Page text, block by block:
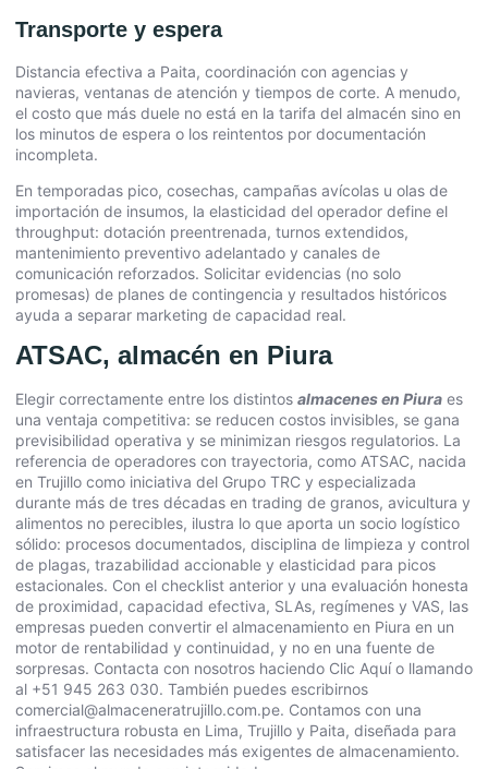
Transporte y espera
Distancia efectiva a Paita, coordinación con agencias y
navieras, ventanas de atención y tiempos de corte. A menudo,
el costo que más duele no está en la tarifa del almacén sino en
los minutos de espera o los reintentos por documentación
incompleta.
En temporadas pico, cosechas, campañas avícolas u olas de
importación de insumos, la elasticidad del operador define el
throughput: dotación preentrenada, turnos extendidos,
mantenimiento preventivo adelantado y canales de
comunicación reforzados. Solicitar evidencias (no solo
promesas) de planes de contingencia y resultados históricos
ayuda a separar marketing de capacidad real.
ATSAC, almacén en Piura
Elegir correctamente entre los distintos almacenes en Piura es
una ventaja competitiva: se reducen costos invisibles, se gana
previsibilidad operativa y se minimizan riesgos regulatorios. La
referencia de operadores con trayectoria, como ATSAC, nacida
en Trujillo como iniciativa del Grupo TRC y especializada
durante más de tres décadas en trading de granos, avicultura y
alimentos no perecibles, ilustra lo que aporta un socio logístico
sólido: procesos documentados, disciplina de limpieza y control
de plagas, trazabilidad accionable y elasticidad para picos
estacionales. Con el checklist anterior y una evaluación honesta
de proximidad, capacidad efectiva, SLAs, regímenes y VAS, las
empresas pueden convertir el almacenamiento en Piura en un
motor de rentabilidad y continuidad, y no en una fuente de
sorpresas. Contacta con nosotros haciendo Clic Aquío llamando
al +51 945 263 030. También puedes escribirnos
comercial@almaceneratrujillo.com.pe. Contamos con una
infraestructura robusta en Lima, Trujillo y Paita, diseñada para
satisfacer las necesidades más exigentes de almacenamiento.